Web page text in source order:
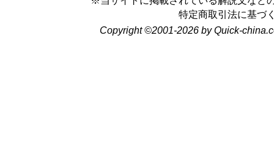
特定商取引法に基づ
Copyright ©2001-2026 by Quick-